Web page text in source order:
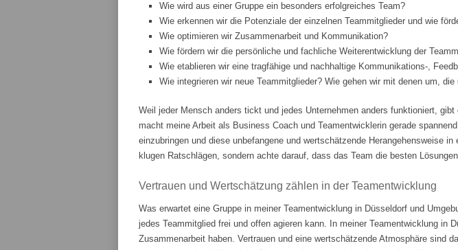
Wie wird aus einer Gruppe ein besonders erfolgreiches Team?
Wie erkennen wir die Potenziale der einzelnen Teammitglieder und wie
Wie optimieren wir Zusammenarbeit und Kommunikation?
Wie fördern wir die persönliche und fachliche Weiterentwicklung der
Wie etablieren wir eine tragfähige und nachhaltige Kommunikations-,
Wie integrieren wir neue Teammitglieder? Wie gehen wir mit denen um,
Weil jeder Mensch anders tickt und jedes Unternehmen anders funktioniert,
macht meine Arbeit als Business Coach und Teamentwicklerin gerade
einzubringen und diese unbefangene und wertschätzende Herangehensweise
klugen Ratschlägen, sondern achte darauf, dass das Team die besten
Vertrauen und Wertschätzung zählen in der Teamentwicklung
Was erwartet eine Gruppe in meiner Teamentwicklung in Düsseldorf und
jedes Teammitglied frei und offen agieren kann. In meiner Teamentwicklung in
Zusammenarbeit haben. Vertrauen und eine wertschätzende Atmosphäre sind